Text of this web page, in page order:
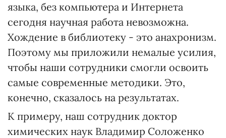
языка, без компьютера и Интернета
сегодня научная работа невозможна.
Хождение в библиотеку - это анахронизм.
Поэтому мы приложили немалые усилия,
чтобы наши сотрудники смогли освоить
самые современные методики. Это,
конечно, сказалось на результатах.
К примеру, наш сотрудник доктор
химических наук Владимир Соложенко